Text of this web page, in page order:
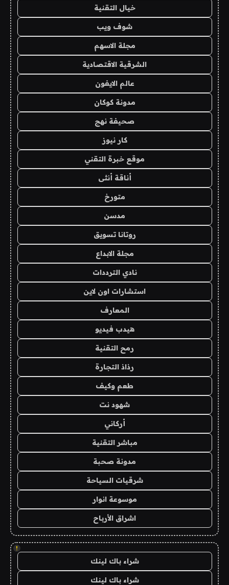
خيال التقنية
شوف ويب
مجلة الاسهم
الشرقية الاقتصادية
عالم الايفون
مدونة كوكان
صحيفة نهج
كار نيوز
موقع خبرة التقني
أناقة أنثى
متورخ
مدسن
روتانا تسويق
مجلة الابداع
نادي الترددات
استشارات اون لاين
المعارف
هيدب فيديو
رمح التقنية
رذاذ التجارة
طعم وكيف
شهود نت
أركاني
مباشر التقنية
مدونة صحبة
شرقيات السياحة
موسوعة انوار
اشراق الأرباح
!
شراء باك لينك
شراء باك لينك